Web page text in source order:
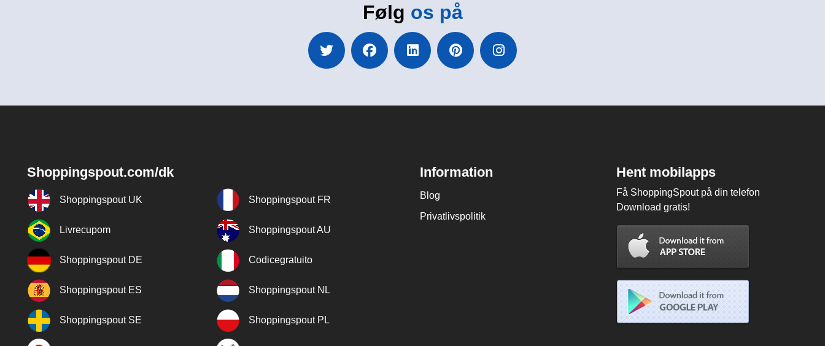
Følg os på
Shoppingspout.com/dk
Shoppingspout UK Shoppingspout FR
Livrecupom Shoppingspout AU
Shoppingspout DE Codicegratuito
Shoppingspout ES Shoppingspout NL
Shoppingspout SE Shoppingspout PL
Information
Blog
Privatlivspolitik
Hent mobilapps
Få ShoppingSpout på din telefon
Download gratis!